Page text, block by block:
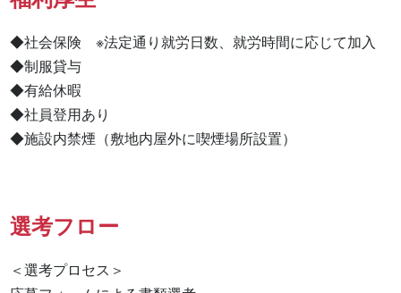
◆社会保険　※法定通り就労日数、就労時間に応じて加入
◆制服貸与
◆有給休暇
◆社員登用あり
◆施設内禁煙（敷地内屋外に喫煙場所設置）
選考フロー
＜選考プロセス＞